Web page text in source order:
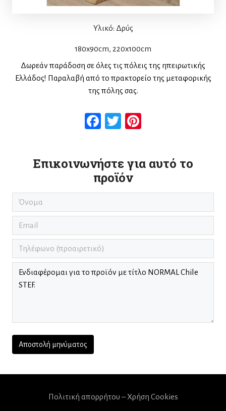
Υλικό: Δρύς
180x90cm, 220x100cm
Δωρεάν παράδοση σε όλες τις πόλεις της ηπειρωτικής
Ελλάδος! Παραλαβή από το πρακτορείο της μεταφορικής
της πόλης σας.
Facebook
Twitter
Επικοινωνήστε για αυτό το
προϊόν
Πολιτική απορρήτου – Χρήση Cookies